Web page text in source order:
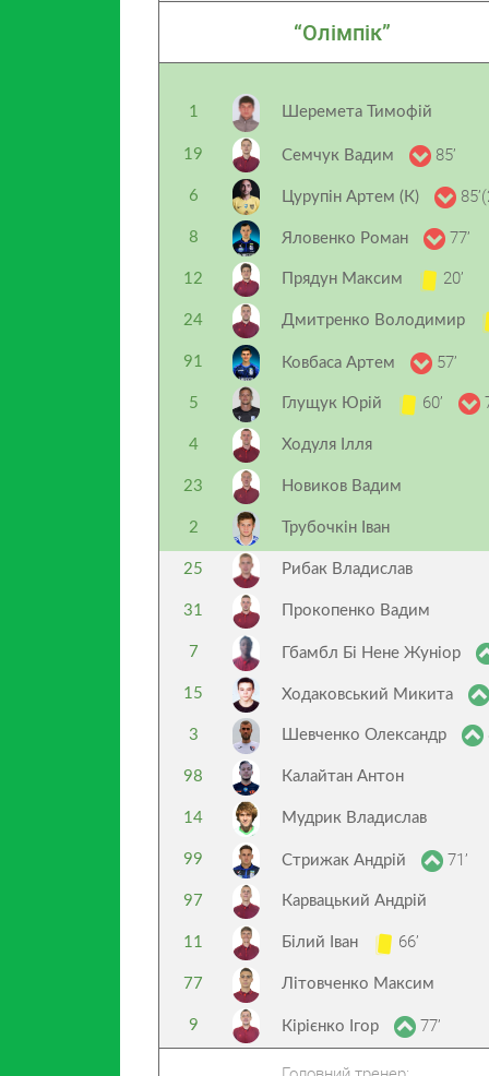
“Олімпік”
1 Шеремета Тимофій
19 Семчук Вадим 85’
6 Цурупін Артем (К)
8 Яловенко Роман 77’
12 Прядун Максим 20’
24 Дмитренко Володимир
91 Ковбаса Артем 57’
5 Глущук Юрій 60’
4 Ходуля Ілля
23 Новиков Вадим
2 Трубочкін Іван
25 Рибак Владислав
31 Прокопенко Вадим
7 Гбамбл Бі Нене Жуніор
15 Ходаковський Микита
3 Шевченко Олександр
98 Калайтан Антон
14 Мудрик Владислав
99 Стрижак Андрій 71’
97 Карвацький Андрій
11 Білий Іван 66’
77 Літовченко Максим
9 Кірієнко Ігор 77’